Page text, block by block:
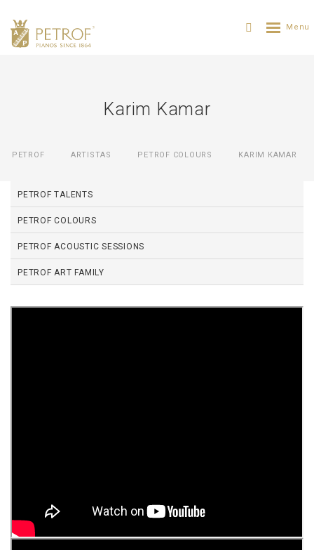
Karim Kamar
PETROF ARTISTAS PETROF COLOURS KARIM KAMAR
PETROF TALENTS
PETROF COLOURS
PETROF ACOUSTIC SESSIONS
PETROF ART FAMILY